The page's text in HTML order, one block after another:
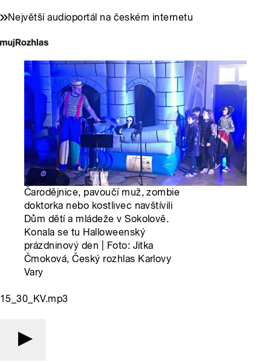
Největší audioportál na českém internetu
Čarodějnice, pavoučí muž, zombie
doktorka nebo kostlivec navštívili
Dům dětí a mládeže v Sokolově.
Konala se tu Halloweenský
prázdninový den | Foto: Jitka
Čmoková, Český rozhlas Karlovy
Vary
15_30_KV.mp3